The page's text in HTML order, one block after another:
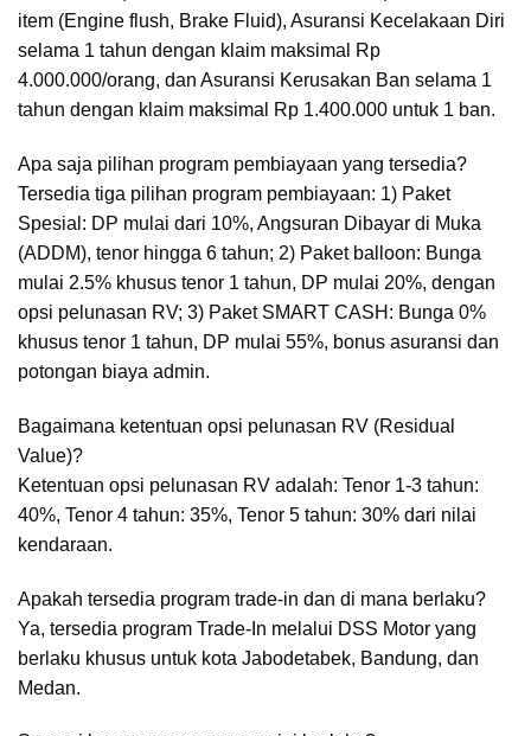
item (Engine flush, Brake Fluid), Asuransi Kecelakaan Diri
selama 1 tahun dengan klaim maksimal Rp
4.000.000/orang, dan Asuransi Kerusakan Ban selama 1
tahun dengan klaim maksimal Rp 1.400.000 untuk 1 ban.
Apa saja pilihan program pembiayaan yang tersedia?
Tersedia tiga pilihan program pembiayaan: 1) Paket
Spesial: DP mulai dari 10%, Angsuran Dibayar di Muka
(ADDM), tenor hingga 6 tahun; 2) Paket balloon: Bunga
mulai 2.5% khusus tenor 1 tahun, DP mulai 20%, dengan
opsi pelunasan RV; 3) Paket SMART CASH: Bunga 0%
khusus tenor 1 tahun, DP mulai 55%, bonus asuransi dan
potongan biaya admin.
Bagaimana ketentuan opsi pelunasan RV (Residual
Value)?
Ketentuan opsi pelunasan RV adalah: Tenor 1-3 tahun:
40%, Tenor 4 tahun: 35%, Tenor 5 tahun: 30% dari nilai
kendaraan.
Apakah tersedia program trade-in dan di mana berlaku?
Ya, tersedia program Trade-In melalui DSS Motor yang
berlaku khusus untuk kota Jabodetabek, Bandung, dan
Medan.